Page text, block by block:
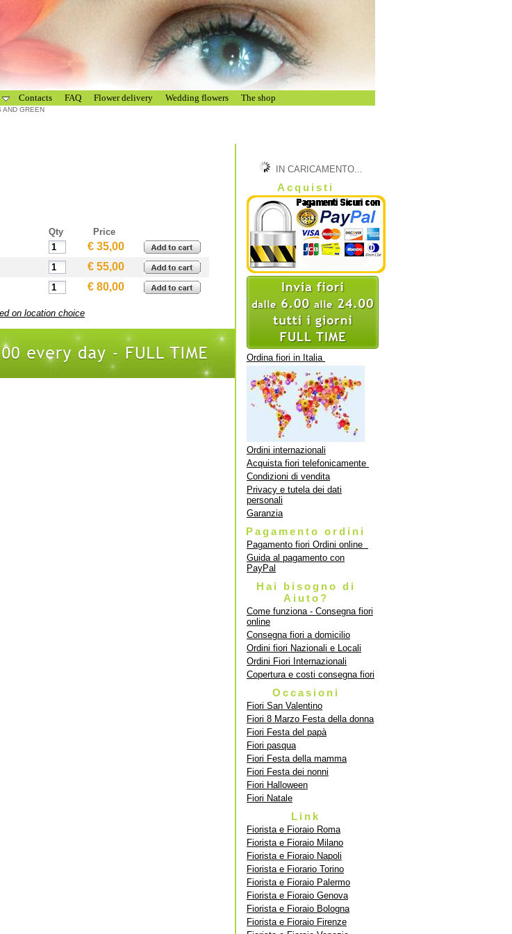
Contacts FAQ Flower delivery Wedding flowers The shop
AND GREEN
Qty Price
€ 35,00
€ 55,00
€ 80,00
on location choice
IN CARICAMENTO...
Acquisti
Ordina fiori in Italia
Ordini internazionali
Acquista fiori telefonicamente
Condizioni di vendita
Privacy e tutela dei dati
personali
Garanzia
Pagamento ordini
Pagamento fiori Ordini online
Guida al pagamento con
PayPal
Hai bisogno di
Aiuto?
Come funziona - Consegna fiori
online
Consegna fiori a domicilio
Ordini fiori Nazionali e Locali
Ordini Fiori Internazionali
Copertura e costi consegna fiori
Occasioni
Fiori San Valentino
Fiori 8 Marzo Festa della donna
Fiori Festa del papà
Fiori pasqua
Fiori Festa della mamma
Fiori Festa dei nonni
Fiori Halloween
Fiori Natale
Link
Fiorista e Fioraio Roma
Fiorista e Fioraio Milano
Fiorista e Fioraio Napoli
Fiorista e Fiorario Torino
Fiorista e Fioraio Palermo
Fiorista e Fioraio Genova
Fiorista e Fioraio Bologna
Fiorista e Fioraio Firenze